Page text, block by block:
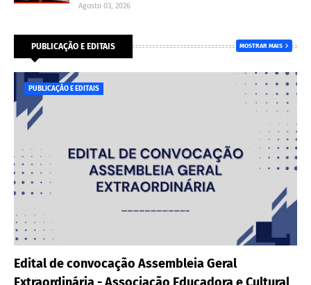
Agosto 03, 2026
PUBLICAÇÃO E EDITAIS MOSTRAR MAIS
PUBLICAÇÃO E EDITAIS
Edital de convocação Assembleia Geral